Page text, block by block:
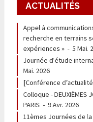
ACTUALITÉS
Appel à
recherche en terrains
expériences »- 5 Mai.
Journée d'étude
Mai. 2026
[Conférence
Colloque - DEUXIÈMES
PARIS - 9 Avr. 2026
11èmes Journées de